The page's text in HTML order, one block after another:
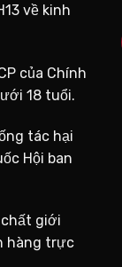
về kinh
của Chính
18 tuổi.
tác hại
Hội ban
giới
hàng trực